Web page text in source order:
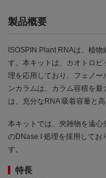
製品概要
ISOSPIN Plant RNAは、植
す。本キットは、カオトロ
理を応用しており、フェノ
ンカラムは、カラム容積を
は、充分なRNA 吸着容量と
本キットでは、夾雑物を遠
のDNase I 処理を採用してお
す。
特長